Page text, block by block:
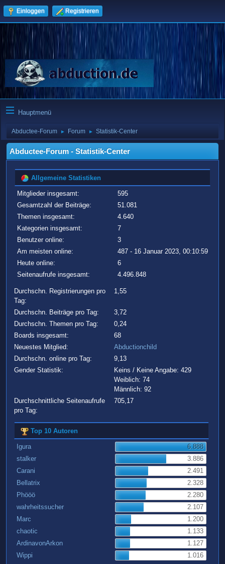
Einloggen Registrieren
Hauptmenü
Abductee-Forum ► Forum ► Statistik-Center
Abductee-Forum - Statistik-Center
Allgemeine Statistiken
Mitglieder insgesamt:
595
Gesamtzahl der Beiträge:
51.081
Themen insgesamt:
4.640
Kategorien insgesamt:
7
Benutzer online:
3
Am meisten online:
487 - 16 Januar 2023, 00:10:59
Heute online:
6
Seitenaufrufe insgesamt:
4.496.848
Durchschn. Registrierungen pro
Tag:
1,55
Durchschn. Beiträge pro Tag:
3,72
Durchschn. Themen pro Tag:
0,24
Boards insgesamt:
68
Neuestes Mitglied:
Abductionchild
Durchschn. online pro Tag:
9,13
Gender Statistik:
Keins / Keine Angabe: 429
Weiblich: 74
Männlich: 92
Durchschnittliche Seitenaufrufe
pro Tag:
705,17
Top 10 Autoren
Igura
6.888
stalker
3.886
Carani
2.491
Bellatrix
2.328
Phööö
2.280
wahrheitssucher
2.107
Marc
1.200
chaotic
1.133
ArdinavonArkon
1.127
Wippi
1.016